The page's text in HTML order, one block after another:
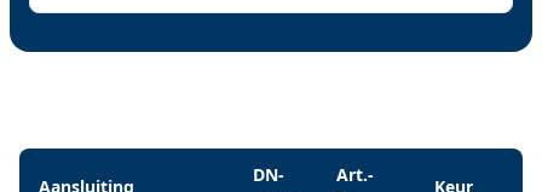
Specificaties
Aansluiting
DN-
Art.-
Keur